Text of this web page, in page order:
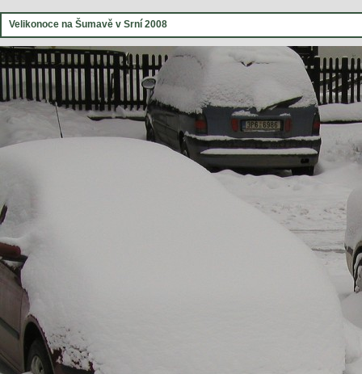
Velikonoce na Šumavě v Srní 2008